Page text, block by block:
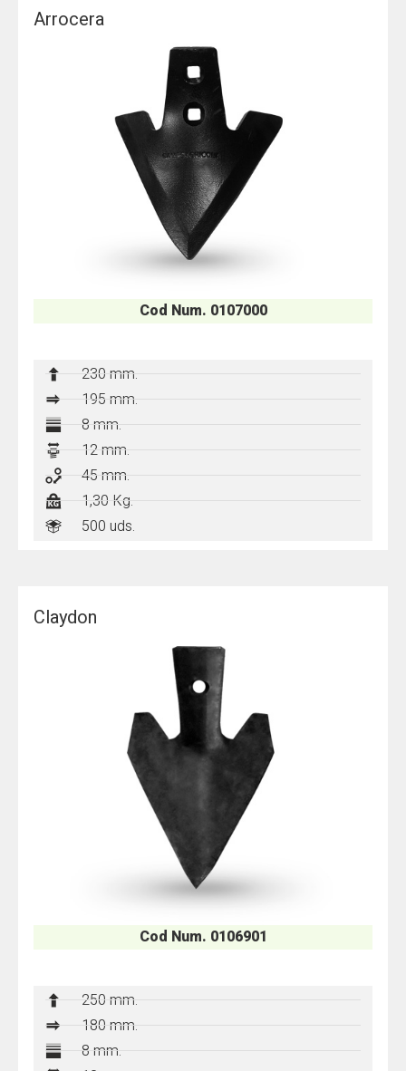
Arrocera
Cod Num. 0107000
230 mm.
195 mm.
8 mm.
12 mm.
45 mm.
1,30 Kg.
500 uds.
Claydon
Cod Num. 0106901
250 mm.
180 mm.
8 mm.